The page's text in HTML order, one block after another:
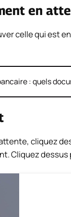
en
celle qui est
: quels
cliquez
Cliquez